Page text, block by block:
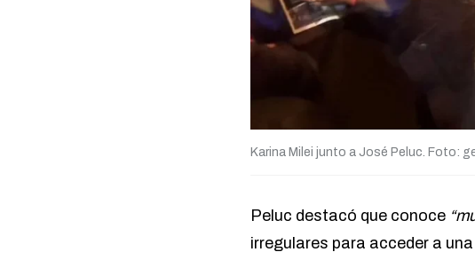
Karina Milei junto a José Peluc. Foto:
Peluc destacó que conoce
irregulares para acceder a